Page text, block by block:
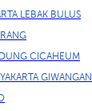
LEBAK BULUS
CICAHEUM
GIWANGAN